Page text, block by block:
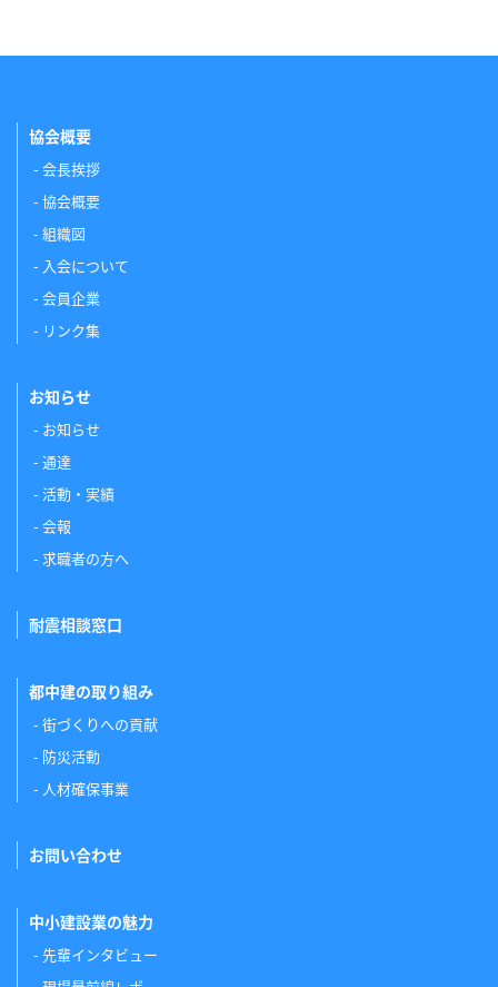
協会概要
会長挨拶
協会概要
組織図
入会について
会員企業
リンク集
お知らせ
お知らせ
通達
活動・実績
会報
求職者の方へ
耐震相談窓口
都中建の取り組み
街づくりへの貢献
防災活動
人材確保事業
お問い合わせ
中小建設業の魅力
先輩インタビュー